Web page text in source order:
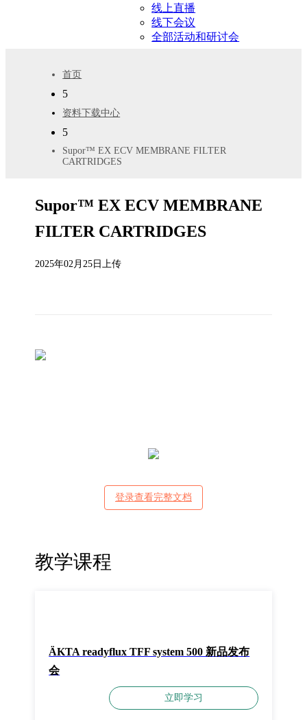
线上直播
线下会议
全部活动和研讨会
首页
5
资料下载中心
5
Supor™ EX ECV MEMBRANE FILTER
CARTRIDGES
Supor™ EX ECV MEMBRANE
FILTER CARTRIDGES
2025年02月25日上传
登录查看完整文档
教学课程
ÄKTA readyflux TFF system 500 新品发布
会
立即学习